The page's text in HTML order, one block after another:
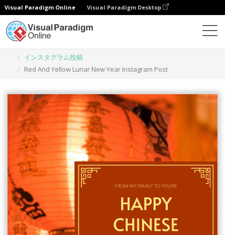
Visual Paradigm Online Visual Paradigm Desktop
インスタグラム投稿
Red And Yellow Lunar New Year Instagram Post